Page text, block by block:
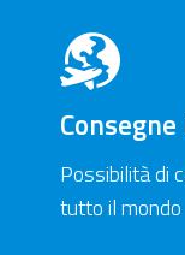
Possibilità di
tutto il mondo